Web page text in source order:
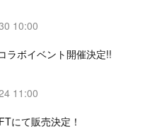
10:00
ラボイベント開催決定!!
11:00
にて販売決定！